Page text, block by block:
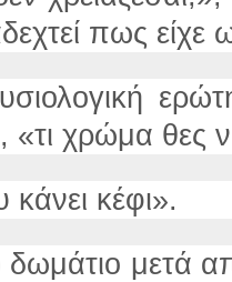
πως είχε
«τι χρώμα θες
κέφι».
μετά